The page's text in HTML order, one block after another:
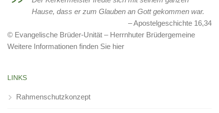
Hause, dass er zum Glauben an Gott gekommen war.
Apostelgeschichte 16,34
© Evangelische Brüder-Unität – Herrnhuter Brüdergemeine
Weitere Informationen finden Sie hier
LINKS
Rahmenschutzkonzept